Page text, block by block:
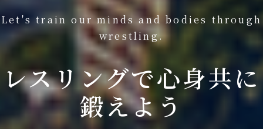
Let's train our minds and bodies through
wrestling.
レスリングで心身共に
鍛えよう